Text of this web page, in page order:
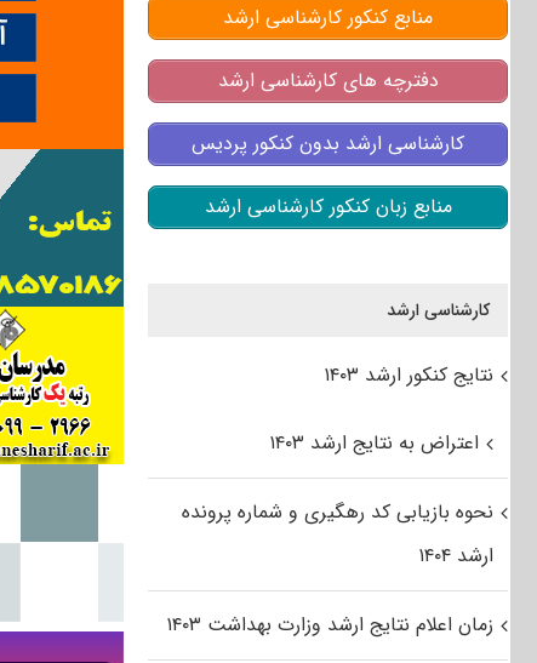
منابع کنکور کارشناسی ارشد
دفترچه های کارشناسی ارشد
کارشناسی ارشد بدون کنکور پردیس
منابع زبان کنکور کارشناسی ارشد
کارشناسی ارشد
نتایج کنکور ارشد ۱۴۰۳
اعتراض به نتایج ارشد ۱۴۰۳
نحوه بازیابی کد رهگیری و شماره پرونده
ارشد ۱۴۰۴
زمان اعلام نتایج ارشد وزارت بهداشت ۱۴۰۳